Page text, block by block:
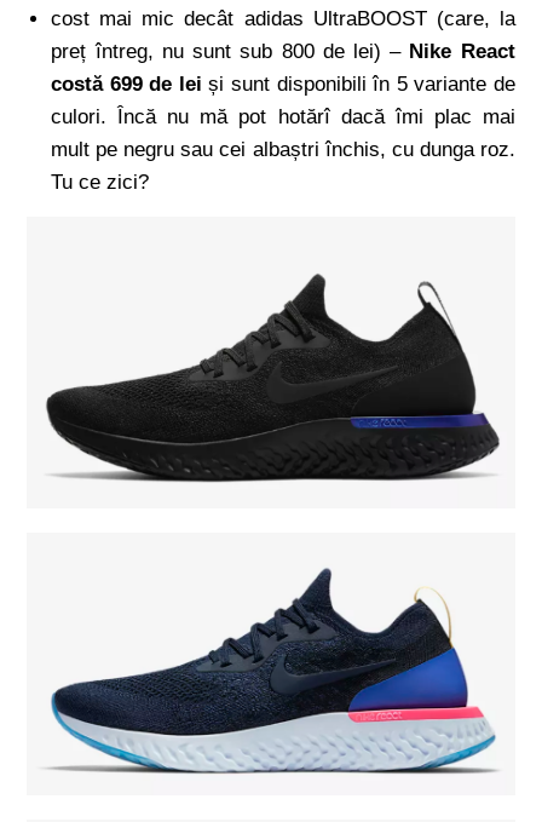
cost mai mic decât adidas UltraBOOST (care, la
preț întreg, nu sunt sub 800 de lei) – Nike React
costă 699 de lei și sunt disponibili în 5 variante de
culori. Încă nu mă pot hotărî dacă îmi plac mai
mult pe negru sau cei albaștri închis, cu dunga roz.
Tu ce zici?